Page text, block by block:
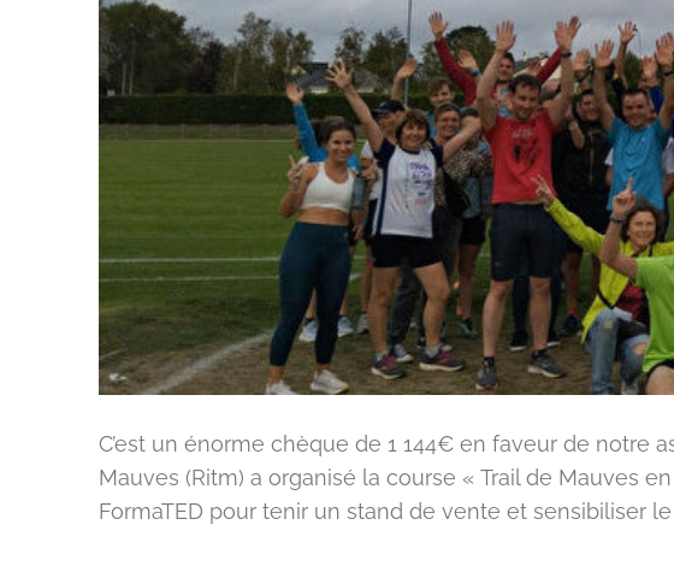
C’est un énorme chèque de 1 144€ en faveur de notre
Mauves (Ritm) a organisé la course « Trail de Mauves
FormaTED pour tenir un stand de vente et sensibiliser